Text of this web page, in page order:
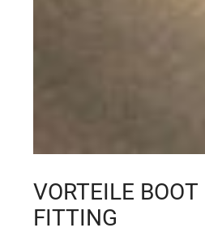
VORTEILE BOOT
FITTING